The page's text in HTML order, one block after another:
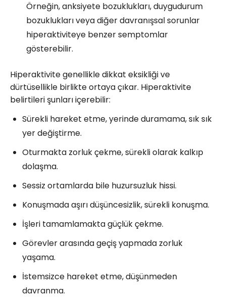
Örneğin, anksiyete bozuklukları, duygudurum
bozuklukları veya diğer davranışsal sorunlar
hiperaktiviteye benzer semptomlar
gösterebilir.
Hiperaktivite genellikle dikkat eksikliği ve
dürtüsellikle birlikte ortaya çıkar. Hiperaktivite
belirtileri şunları içerebilir:
Sürekli hareket etme, yerinde duramama, sık sık
yer değiştirme.
Oturmakta zorluk çekme, sürekli olarak kalkıp
dolaşma.
Sessiz ortamlarda bile huzursuzluk hissi.
Konuşmada aşırı düşüncesizlik, sürekli konuşma.
İşleri tamamlamakta güçlük çekme.
Görevler arasında geçiş yapmada zorluk
yaşama.
İstemsizce hareket etme, düşünmeden
davranma.